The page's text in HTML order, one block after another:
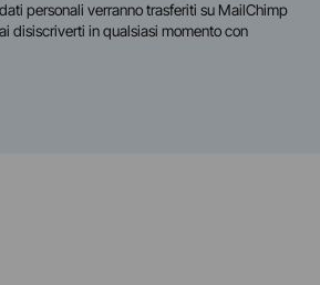
personali verranno trasferiti su MailChimp
disiscriverti in qualsiasi momento con